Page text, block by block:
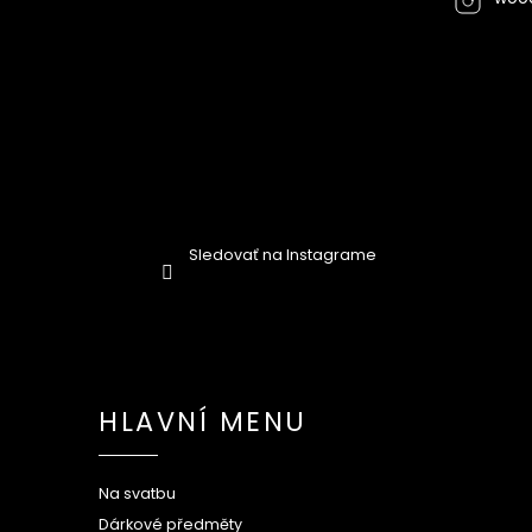
Sledovať na Instagrame
HLAVNÍ MENU
Na svatbu
Dárkové předměty